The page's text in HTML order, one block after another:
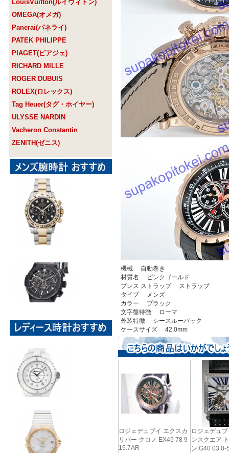
LouisVuitton(ルイヴィトン)
OMEGA(オメガ)
Panerai(パネライ)
PATEK PHILIPPE
PIAGET(ピアジェ)
RICHARD MILLE
ROGER DUBUIS
ROLEX(ロレックス)
Tag Heuer(タグ・ホイヤー)
ULYSSE NARDIN
Vacheron Constantin
ZENITH(ゼニス)
機械 自動巻き
材質名 ピンクゴールド
ブレス ストラップ ストラップ
タイプ メンズ
カラー ブラック
文字盤特徴 ローマ
外装特徴 シースルーバック
ケースサイズ 42.0mm
ロジェデュブイ エクスカ
リバー クロノ EX45 78 9
15.7AR
ロジェデュ
ンスクエア
ン G40 03 0-